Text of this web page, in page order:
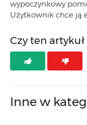
wypoczynkowy
Użytkownik chce ją
Czy ten
Inne w